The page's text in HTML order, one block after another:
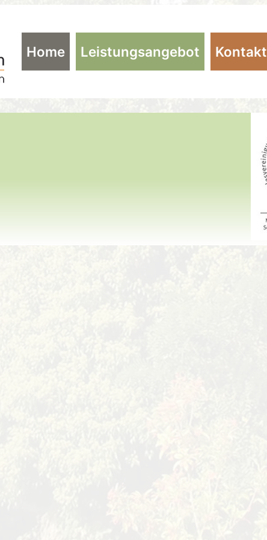
Home (current)
Leistungsangebot Kontakt